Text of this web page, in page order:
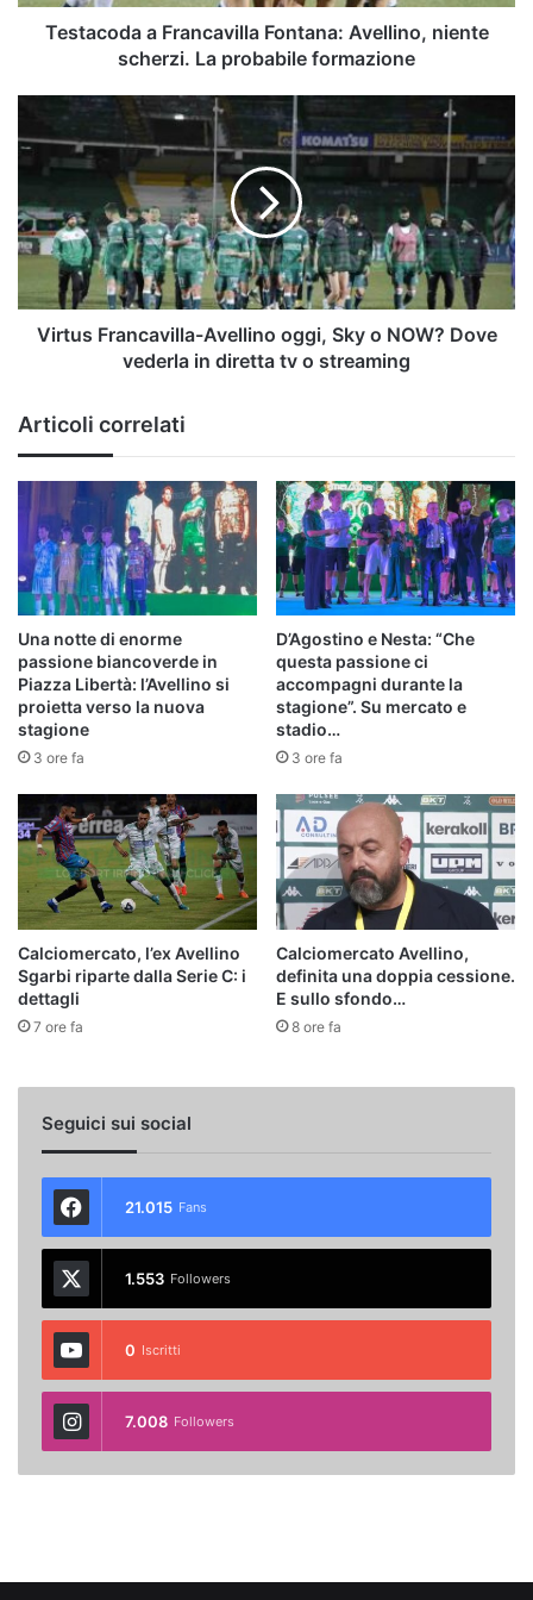
formazione
Testacoda a Francavilla Fontana: Avellino, niente
scherzi. La probabile formazione
Avellino
Sky
o
NOW?
vederla
streaming
Virtus Francavilla-Avellino oggi, Sky o NOW? Dove
vederla in diretta tv o streaming
Articoli correlati
Una notte di enorme
passione biancoverde in
Piazza Libertà: l’Avellino si
proietta verso la nuova
stagione
3 ore fa
D’Agostino e Nesta: “Che
questa passione ci
accompagni durante la
stagione”. Su mercato e
stadio…
3 ore fa
Calciomercato, l’ex Avellino
Sgarbi riparte dalla Serie C: i
dettagli
7 ore fa
Calciomercato Avellino,
definita una doppia cessione.
E sullo sfondo…
8 ore fa
Seguici sui social
21.015 Fans
1.553 Followers
0 Iscritti
7.008 Followers